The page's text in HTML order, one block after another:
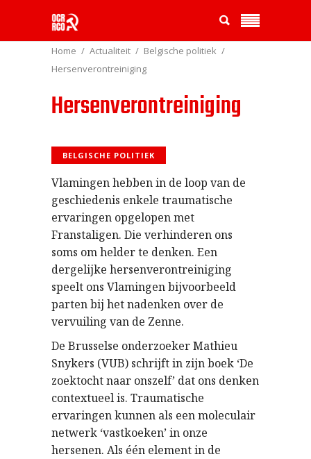
Home Actualiteit
Belgische politiek
Hersenverontreiniging
Hersenverontreiniging
BELGISCHE POLITIEK
Vlamingen hebben in de loop van de
geschiedenis enkele traumatische
ervaringen opgelopen met
Franstaligen. Die verhinderen ons
soms om helder te denken. Een
dergelijke hersenverontreiniging
speelt ons Vlamingen bijvoorbeeld
parten bij het nadenken over de
vervuiling van de Zenne.
De Brusselse onderzoeker Mathieu
Snykers (VUB) schrijft in zijn boek ‘De
zoektocht naar onszelf’ dat ons denken
contextueel is. Traumatische
ervaringen kunnen als een moleculair
netwerk ‘vastkoeken’ in onze
hersenen. Als één element in de